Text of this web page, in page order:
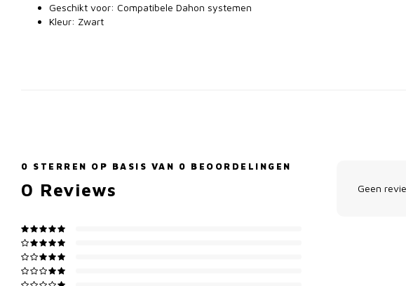
Geschikt voor: Compatibele Dahon systemen
Kleur: Zwart
0 STERREN OP BASIS VAN 0 BEOORDELINGEN
0 Reviews Geen